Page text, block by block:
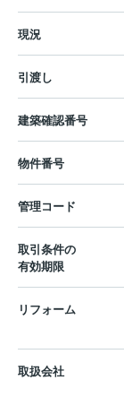
現況
引渡し
建築確認番号
物件番号
管理コード
取引条件の
有効期限
リフォーム
取扱会社